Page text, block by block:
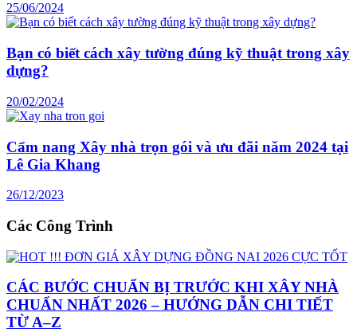
25/06/2024
Bạn có biết cách xây tường đúng kỹ thuật trong xây
dựng?
20/02/2024
Cẩm nang Xây nhà trọn gói và ưu đãi năm 2024 tại
Lê Gia Khang
26/12/2023
Các Công Trình
CÁC BƯỚC CHUẨN BỊ TRƯỚC KHI XÂY NHÀ
CHUẨN NHẤT 2026 – HƯỚNG DẪN CHI TIẾT
TỪ A–Z